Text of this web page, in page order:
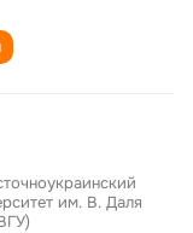
им. В. Даля